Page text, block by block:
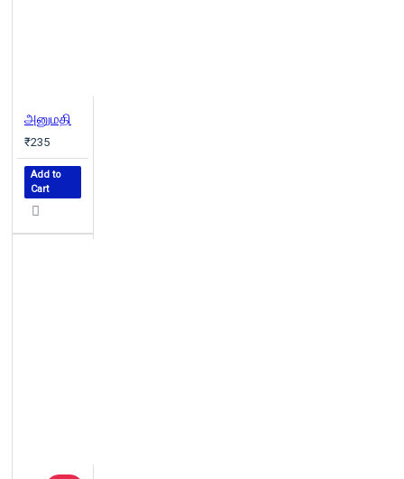
அனுமதி
₹235
Add to
Cart